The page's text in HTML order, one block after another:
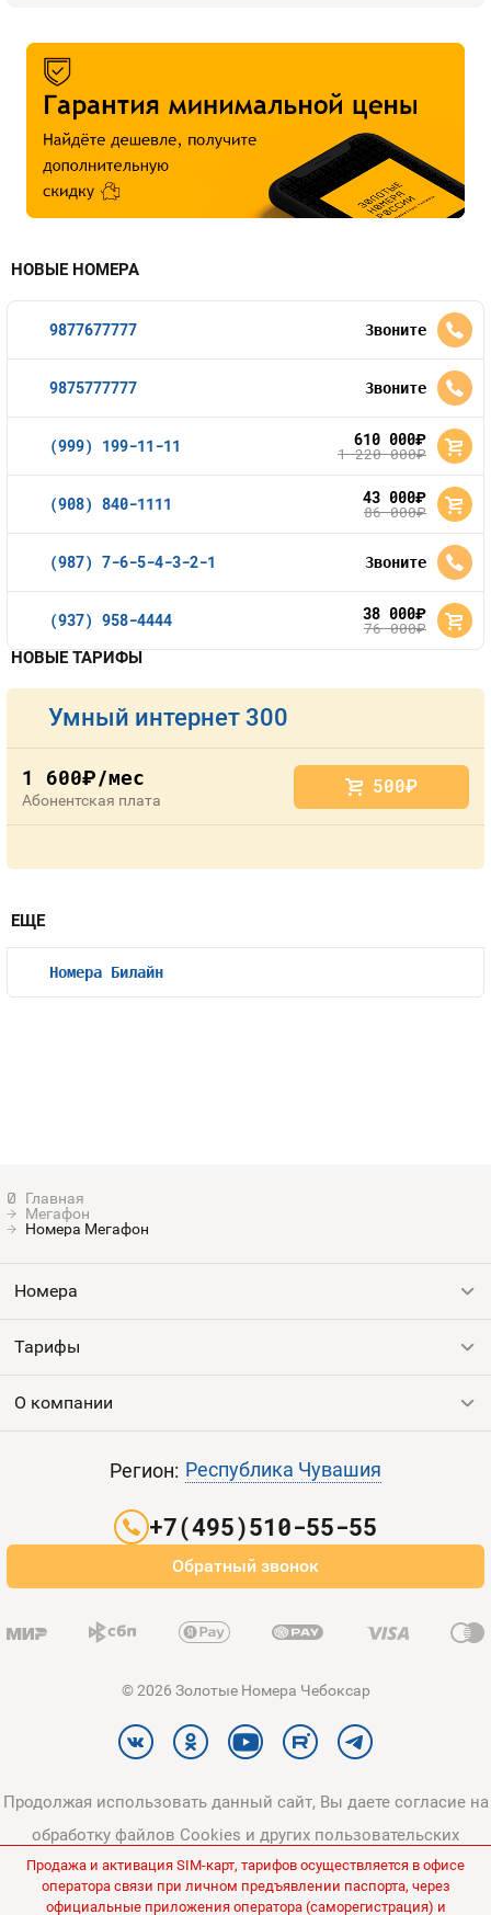
Мегафон
Номера Мегафон
НОВЫЕ НОМЕРА
9877677777 Звоните
9875777777 Звоните
(999) 199-11-11 610 000руб.
1 220 000руб.
(908) 840-1111 43 000руб.
86 000руб.
(987) 7-6-5-4-3-2-1 Звоните
(937) 958-4444 38 000руб.
76 000руб.
НОВЫЕ ТАРИФЫ
Умный интернет 300
1 600руб./мес
Абонентская плата
500руб.
ЕЩЕ
Номера Билайн
Номера
Все номера
Тарифы
Выгодные тарифы
О компании
Оплата и доставка
Регион: Республика Чувашия
+7(495)510-55-55
Обратный звонок
© 2026 Золотые Номера Чебоксар
Продолжая использовать данный сайт, Вы даете согласие на
обработку файлов Cookies и других пользовательских
данных, в соответствии сПолитикой конфиденциальности
Политикой в отношении обработки персональных данных
Продажа и активация SIM-карт, тарифов осуществляется в офисе
оператора связи при личном предъявлении паспорта, через
официальные приложения оператора (саморегистрация) и